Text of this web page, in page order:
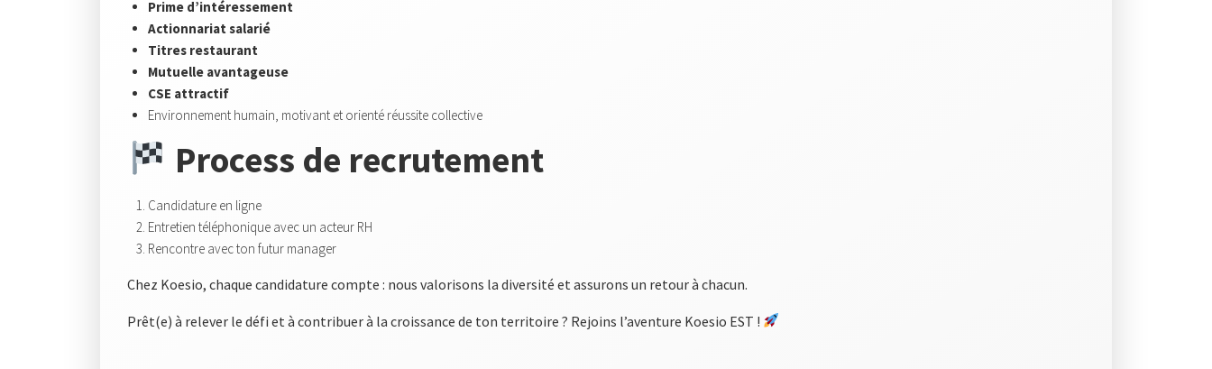
Prime d’intéressement
Actionnariat salarié
Titres restaurant
Mutuelle avantageuse
CSE attractif
Environnement humain, motivant et orienté réussite collective
Process de recrutement
Candidature en ligne
Entretien téléphonique avec un acteur RH
Rencontre avec ton futur manager
Chez Koesio, chaque candidature compte : nous valorisons la diversité et assurons un retour à chacun.
Prêt(e) à relever le défi et à contribuer à la croissance de ton territoire ? Rejoins l’aventure Koesio EST !